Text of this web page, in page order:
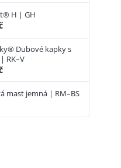
H | GH
Dubové kapky s
RK–V
mast jemná | RM–BS